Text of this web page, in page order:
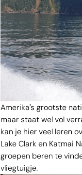
Amerika's grootste
maar staat wel vol
kan je hier veel leren
Lake Clark en Katmai
groepen beren te
vliegtuigje.